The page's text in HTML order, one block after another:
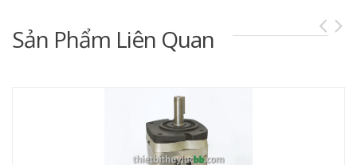
Sản Phẩm Liên Quan